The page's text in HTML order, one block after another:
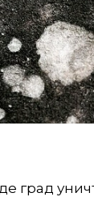
град